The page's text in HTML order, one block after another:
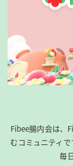
Fibee腸内会は、​
むコミュニティ
毎